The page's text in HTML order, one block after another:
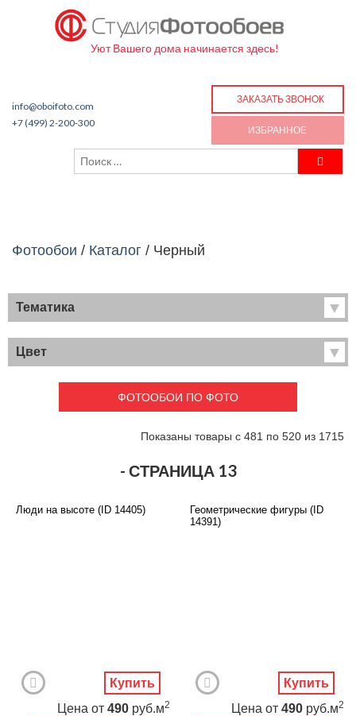
Уют Вашего дома начинается здесь!
info@oboifoto.com
+7 (499) 2-200-300
ЗАКАЗАТЬ ЗВОНОК
ИЗБРАННОЕ
Фотообои / Каталог / Черный
Тематика
Хиты продаж
Фрески
Детские
Карты
Перспектива
Города
Живопись
Животный мир
Еда и напитки
Архитектура
Цвет
ФОТООБОИ ПО ФОТО
Показаны товары с 481 по 520 из 1715
- СТРАНИЦА 13
Люди на высоте (ID 14405)
Цена от 490 руб.м2
Купить
Геометрические фигуры (ID
14391)
Цена от 490 руб.м2
Купить